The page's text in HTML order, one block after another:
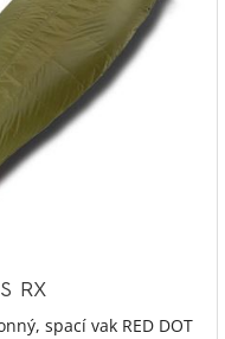
RX
spací vak RED DOT